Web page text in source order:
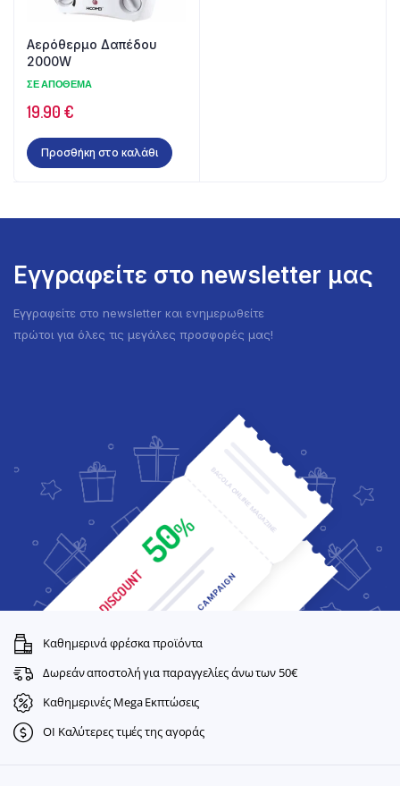
Αερόθερμο Δαπέδου
2000W
ΣΕ ΑΠΌΘΕΜΑ
19.90 €
Προσθήκη στο καλάθι
Εγγραφείτε στο newsletter μας
Εγγραφείτε στο newsletter και ενημερωθείτε
πρώτοι για όλες τις μεγάλες προσφορές μας!
Καθημερινά φρέσκα προϊόντα
Δωρεάν αποστολή για παραγγελίες άνω των 50€
Καθημερινές Mega Εκπτώσεις
ΟΙ Καλύτερες τιμές της αγοράς